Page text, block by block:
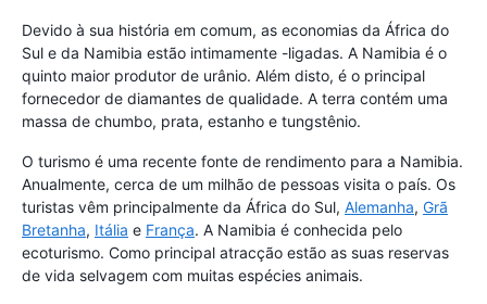
Devido à sua história em comum, as economias da África do
Sul e da Namibia estão intimamente -ligadas. A Namibia é o
quinto maior produtor de urânio. Além disto, é o principal
fornecedor de diamantes de qualidade. A terra contém uma
massa de chumbo, prata, estanho e tungstênio.
O turismo é uma recente fonte de rendimento para a Namibia.
Anualmente, cerca de um milhão de pessoas visita o país. Os
turistas vêm principalmente da África do Sul, Alemanha, Grã
Bretanha, Itália e França. A Namibia é conhecida pelo
ecoturismo. Como principal atracção estão as suas reservas
de vida selvagem com muitas espécies animais.